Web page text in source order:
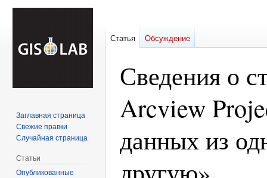
Сведения о
Arcview
данных из
Статья Обсуждение
Заглавная страница
Свежие правки
Случайная страница
Статьи
Опубликованные